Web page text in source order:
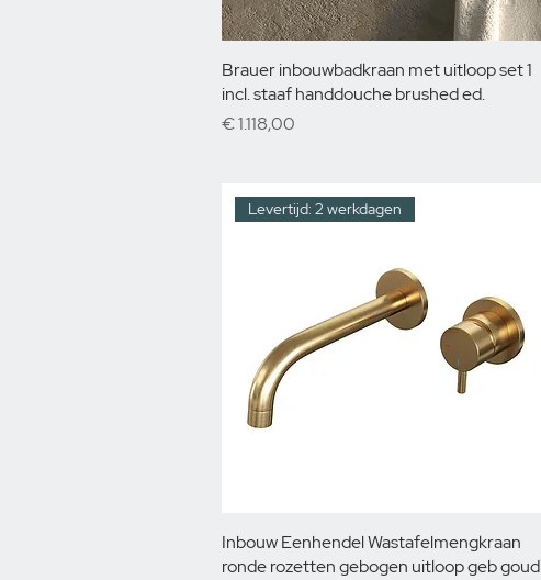
Brauer inbouwbadkraan met uitloop set 1
incl. staaf handdouche brushed ed.
Prijs
€ 1.118,00
Levertijd: 2 werkdagen
Inbouw Eenhendel Wastafelmengkraan
ronde rozetten gebogen uitloop geb goud